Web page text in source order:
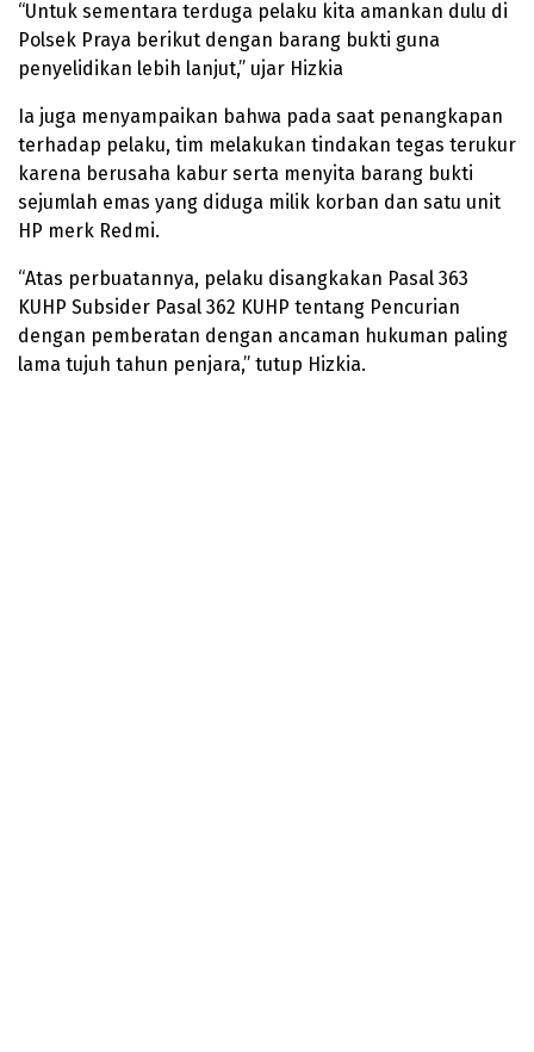
“Untuk sementara terduga pelaku kita amankan dulu di
Polsek Praya berikut dengan barang bukti guna
penyelidikan lebih lanjut,” ujar Hizkia
Ia juga menyampaikan bahwa pada saat penangkapan
terhadap pelaku, tim melakukan tindakan tegas terukur
karena berusaha kabur serta menyita barang bukti
sejumlah emas yang diduga milik korban dan satu unit
HP merk Redmi.
“Atas perbuatannya, pelaku disangkakan Pasal 363
KUHP Subsider Pasal 362 KUHP tentang Pencurian
dengan pemberatan dengan ancaman hukuman paling
lama tujuh tahun penjara,” tutup Hizkia.